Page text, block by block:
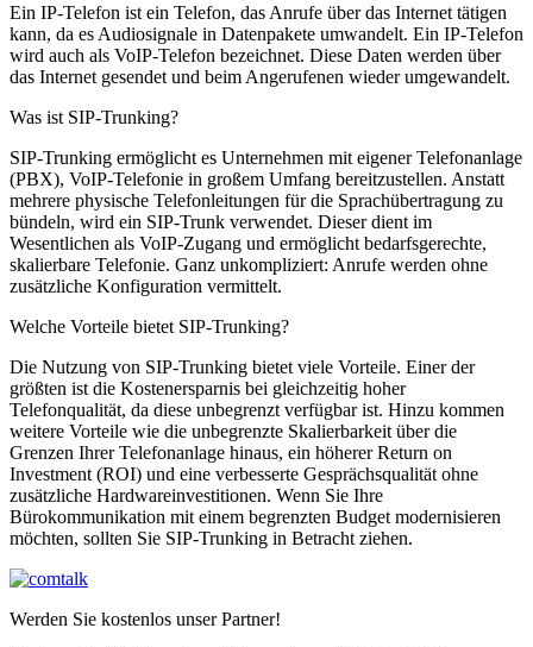
Ein IP-Telefon ist ein Telefon, das Anrufe über das Internet tätigen
kann, da es Audiosignale in Datenpakete umwandelt. Ein IP-Telefon
wird auch als VoIP-Telefon bezeichnet. Diese Daten werden über
das Internet gesendet und beim Angerufenen wieder umgewandelt.
Was ist SIP-Trunking?
SIP-Trunking ermöglicht es Unternehmen mit eigener Telefonanlage
(PBX), VoIP-Telefonie in großem Umfang bereitzustellen. Anstatt
mehrere physische Telefonleitungen für die Sprachübertragung zu
bündeln, wird ein SIP-Trunk verwendet. Dieser dient im
Wesentlichen als VoIP-Zugang und ermöglicht bedarfsgerechte,
skalierbare Telefonie. Ganz unkompliziert: Anrufe werden ohne
zusätzliche Konfiguration vermittelt.
Welche Vorteile bietet SIP-Trunking?
Die Nutzung von SIP-Trunking bietet viele Vorteile. Einer der
größten ist die Kostenersparnis bei gleichzeitig hoher
Telefonqualität, da diese unbegrenzt verfügbar ist. Hinzu kommen
weitere Vorteile wie die unbegrenzte Skalierbarkeit über die
Grenzen Ihrer Telefonanlage hinaus, ein höherer Return on
Investment (ROI) und eine verbesserte Gesprächsqualität ohne
zusätzliche Hardwareinvestitionen. Wenn Sie Ihre
Bürokommunikation mit einem begrenzten Budget modernisieren
möchten, sollten Sie SIP-Trunking in Betracht ziehen.
Werden Sie kostenlos unser Partner!